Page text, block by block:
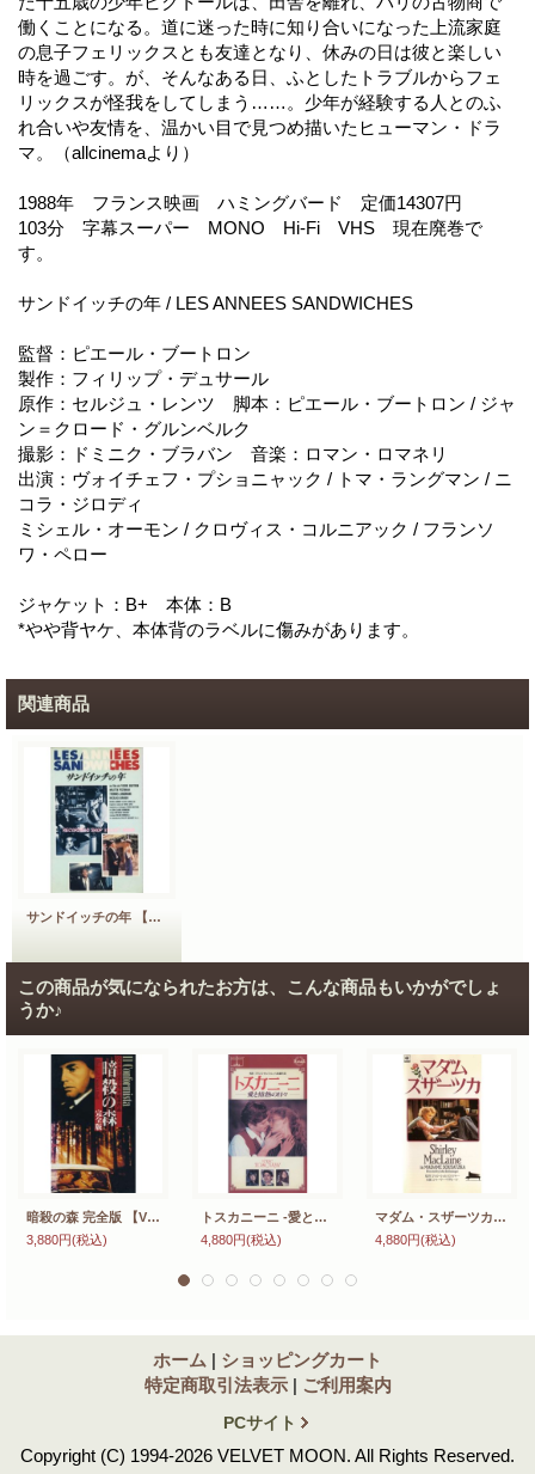
働くことになる。道に迷った時に知り合いになった上流家庭
の息子フェリックスとも友達となり、休みの日は彼と楽しい
時を過ごす。が、そんなある日、ふとしたトラブルからフェ
リックスが怪我をしてしまう……。少年が経験する人とのふ
れ合いや友情を、温かい目で見つめ描いたヒューマン・ドラ
マ。（allcinemaより）
1988年 フランス映画 ハミングバード 定価14307円
103分 字幕スーパー MONO Hi-Fi VHS 現在廃巻で
す。
サンドイッチの年 / LES ANNEES SANDWICHES
監督：ピエール・ブートロン
製作：フィリップ・デュサール
原作：セルジュ・レンツ 脚本：ピエール・ブートロン / ジャ
ン＝クロード・グルンベルク
撮影：ドミニク・ブラバン 音楽：ロマン・ロマネリ
出演：ヴォイチェフ・プショニャック / トマ・ラングマン / ニ
コラ・ジロディ
ミシェル・オーモン / クロヴィス・コルニアック / フランソ
ワ・ペロー
ジャケット：B+ 本体：B
*やや背ヤケ、本体背のラベルに傷みがあります。
関連商品
サンドイッチの年 【VHS】 ピエール・ブートロン 1988年 ヴォイチェフ・プショニャック トマ・ラングマン ニコラ・ジロディ フランス映画
この商品が気になられたお方は、こんな商品もいかがでしょ
うか♪
暗殺の森 完全版 【VHS】 ベルナルド・ベルトルッチ 1970年 ジャン＝ルイ・トランティニャン ドミニク・サンダ ステファニア・サンドレッリ ピエール・クレマンティ
3,880円(税込)
トスカニーニ -愛と情熱の日々-【VHS】フランコ・ゼフィレッリ 1988年 Ｃ・トーマス・ハウエル エリザベス・テイラー ソフィー・ウォード 伊仏合作映画
4,880円(税込)
マダム・スザーツカ 【VHS】 ジョン・シュレシンジャー 1988年 シャーリー・マクレーン ナヴィーン・チャウドリー ツイッギー 原作：バーニス・ルーベンス
4,880円(税込)
ホーム | ショッピングカート
特定商取引法表示 | ご利用案内
PCサイト
Copyright (C) 1994-2026 VELVET MOON. All Rights Reserved.